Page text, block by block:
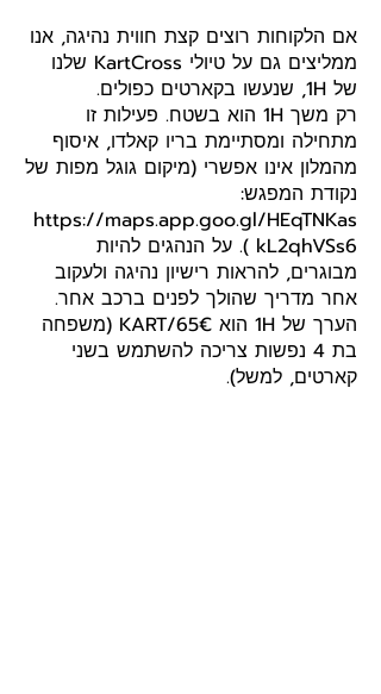
אם הלקוחות רוצים קצת חווית נהיגה, אנו
ממליצים גם על טיולי KartCross שלנו
של 1H, שנעשו בקארטים כפולים.
רק משך 1H הוא בשטח. פעילות זו
מתחילה ומסתיימת בריו קאלדו, איסוף
מהמלון אינו אפשרי (מיקום גוגל מפות של
נקודת המפגש:
https://maps.app.goo.gl/HEqTNKas
kL2qhVSs6 ). על הנהגים להיות
מבוגרים, להראות רישיון נהיגה ולעקוב
אחר מדריך שהולך לפנים ברכב אחר.
הערך של 1H הוא 65€/KART (משפחה
בת 4 נפשות צריכה להשתמש בשני
קארטים, למשל).